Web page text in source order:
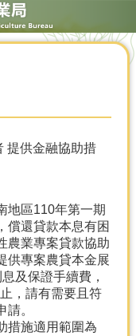
提供金融協助措
地區110年第一期
償還貸款本息有困
農業專案貸款協助
供專案農貸本金展
及保證手續費，
，請有需要且符
。
措施適用範圍為